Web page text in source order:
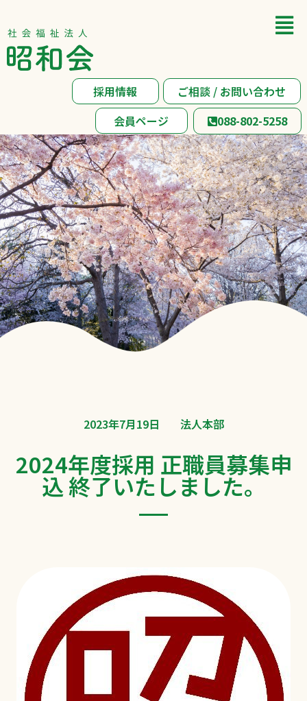
採用情報
ご相談 / お問い合わせ
会員ページ
088-802-5258
2023年7月19日 法人本部
2024年度採用 正職員募集申
込 終了いたしました。